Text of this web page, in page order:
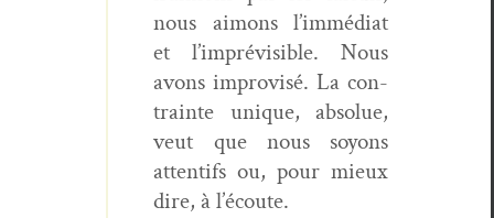
nous aimons l’immédiat
et l’imprévisible. Nous
avons impro­visé. La con­
trainte unique, absolue,
veut que nous soyons
atten­tifs ou, pour mieux
dire, à l’écoute.